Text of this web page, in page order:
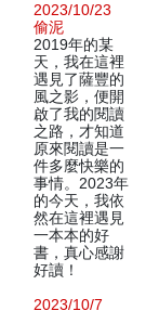
2023/10/23
偷泥
2019年的某
天，我在這裡
遇見了薩豐的
風之影，便開
啟了我的閱讀
之路，才知道
原來閱讀是一
件多麼快樂的
事情。2023年
的今天，我依
然在這裡遇見
一本本的好
書，真心感謝
好讀！
2023/10/7